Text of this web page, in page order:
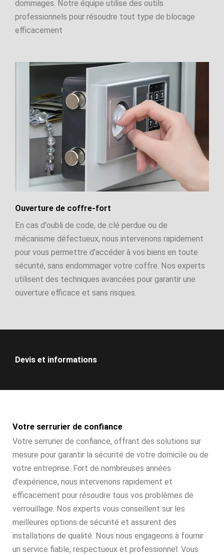
dommages. Notre équipe utilise des outils
professionnels pour résoudre tout type de blocage
efficacement
Ouverture de coffre-fort
En cas d'oubli de code, de clé perdue ou de
mécanisme défectueux, nous intervenons rapidement
pour vous permettre d'accéder à vos biens en toute
sécurité, sans endommager votre coffre. Nos experts
utilisent des techniques avancées pour garantir une
ouverture efficace et sans risques.
Devis et informations
Votre serrurier de confiance
Votre serrurier de confiance, offrant des solutions sur
mesure pour garantir la sécurité de votre domicile ou de
votre entreprise. Fort de nombreuses années
d’expérience, nous intervenons rapidement et
efficacement pour résoudre tous vos problèmes de
verrouillage. Nos experts vous conseillent sur les
meilleures options de sécurité et assurent des
installations de qualité. Nous nous engageons à fournir
un service fiable, respectueux et professionnel. Vous